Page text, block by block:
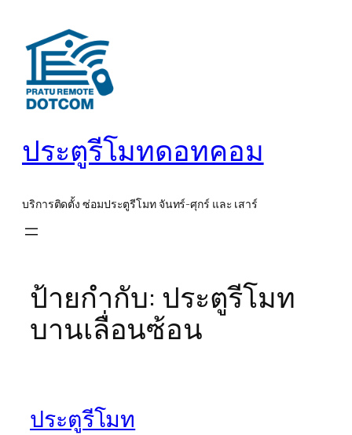
เนื้อหา
ประตูรีโมทดอทคอม
บริการติดตั้ง ซ่อมประตูรีโมท จันทร์-ศุกร์ และ เสาร์
ป้ายกำกับ: ประตูรีโมท
บานเลื่อนซ้อน
ประตูรีโมท